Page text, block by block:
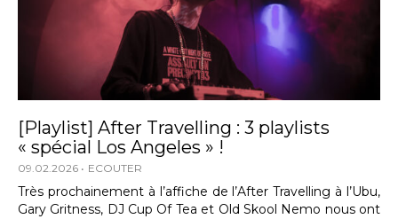
[Playlist] After Travelling : 3 playlists
« spécial Los Angeles » !
09.02.2026 ECOUTER
Très prochainement à l’affiche de l’After Travelling à l’Ubu,
Gary Gritness, DJ Cup Of Tea et Old Skool Nemo nous ont